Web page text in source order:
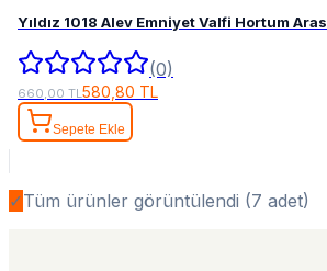
Yıldız 1018 Alev Emniyet Valfi Hortum
(0)
660,00 TL580,80 TL
Sepete Ekle
✓Tüm ürünler görüntülendi (7 adet)